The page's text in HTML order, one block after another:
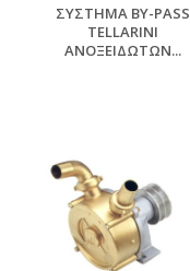
ΣΥΣΤΗΜΑ BY-PASS
TELLARINI
ΑΝΟΞΕΙΔΩΤΩΝ...